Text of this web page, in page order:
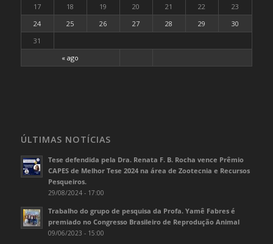
« ago
17
18 19 20 21 22
23
24
25 26 27 28 29
30
31
ÚLTIMAS NOTÍCIAS
Tese defendida pela Dra. Renata F. B. Rocha vence Prêmio
CAPES de Melhor Tese 2024 na área de Zootecnia e Recursos
Pesqueiros.
29/08/2024 - 17:00
Trabalho do grupo de pesquisa da Profa. Yamê Fabres é
premiado no Congresso Brasileiro de Reprodução Animal
09/06/2023 - 15:00